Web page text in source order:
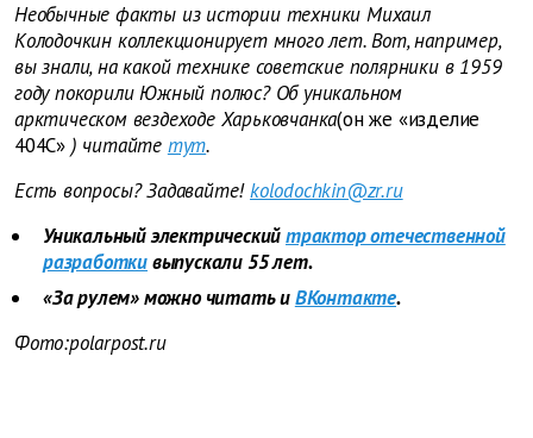
Необычные факты из истории техники Михаил
Колодочкин коллекционирует много лет. Вот, например,
вы знали, на какой технике советские полярники в 1959
году покорили Южный полюс? Об уникальном
арктическом вездеходе Харьковчанка(он же «изделие
404С» ) читайте тут.
Есть вопросы? Задавайте! kolodochkin@zr.ru
Уникальный электрическийтрактор отечественной
разработкивыпускали 55 лет.
«За рулем» можно читать иВКонтакте.
Фото:polarpost.ru